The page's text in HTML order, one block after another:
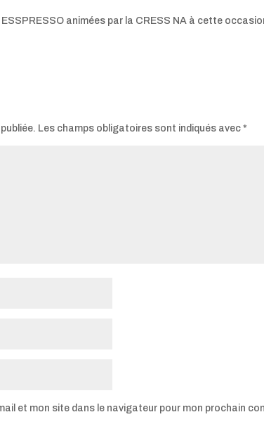
animées par la CRESS NA à cette
Les champs obligatoires sont indiqués avec*
et mon site dans le navigateur pour mon prochain